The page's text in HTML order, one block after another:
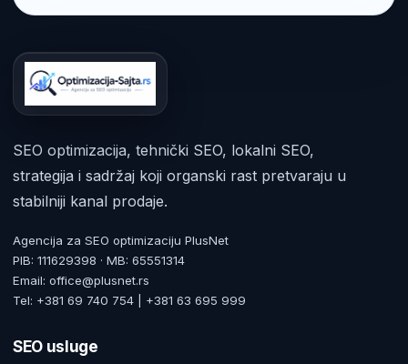
SEO optimizacija, tehnički SEO, lokalni SEO,
strategija i sadržaj koji organski rast pretvaraju u
stabilniji kanal prodaje.
Agencija za SEO optimizaciju PlusNet
PIB: 111629398 · MB: 65551314
Email: office@plusnet.rs
Tel: +381 69 740 754 | +381 63 695 999
SEO usluge